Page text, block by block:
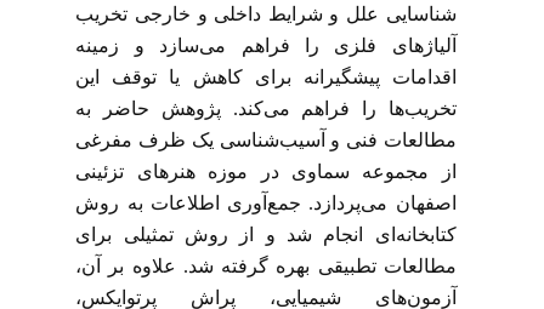
شناسایی علل و شرایط داخلی و خارجی تخریب
آلیاژهای فلزی را فراهم می‌سازد و زمینه
اقدامات پیشگیرانه برای کاهش یا توقف این
تخریب‌ها را فراهم می‌کند. پژوهش حاضر به
مطالعات فنی و آسیب‌شناسی یک ظرف مفرغی
از مجموعه سماوی در موزه هنرهای تزئینی
اصفهان می‌پردازد. جمع‌آوری اطلاعات به روش
کتابخانه‌ای انجام شد و از روش تمثیلی برای
مطالعات تطبیقی بهره گرفته شد. علاوه بر آن،
آزمون‌های شیمیایی، پراش پرتوایکس،